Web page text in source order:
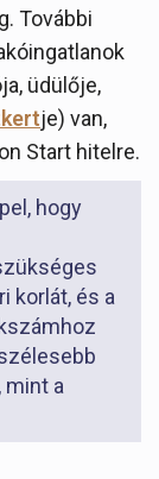
További
üdülője,
je) van,
Start hitelre.
hogy
korlát, és a
mint a